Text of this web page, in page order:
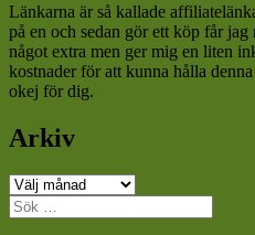
Länkarna är så kallade
på en och sedan gör ett köp får
något extra men ger mig en liten
kostnader för att kunna hålla
okej för dig.
Arkiv
Arkiv
Sök
efter: